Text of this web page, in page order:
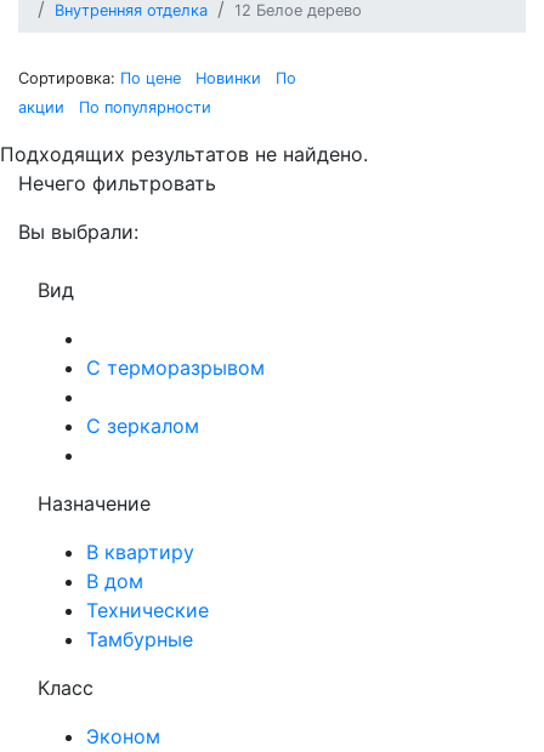
Внутренняя отделка
12 Белое дерево
Сортировка: По цене Новинки
По
акции
По популярности
Подходящих результатов не найдено.
Нечего фильтровать
Вы выбрали:
Вид
С терморазрывом
С зеркалом
Назначение
В квартиру
В дом
Технические
Тамбурные
Класс
Эконом